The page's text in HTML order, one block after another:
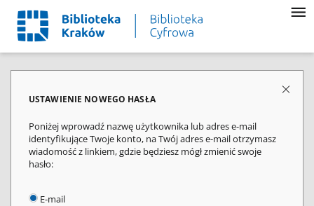
USTAWIENIE NOWEGO HASŁA
Poniżej wprowadź nazwę użytkownika lub adres e-mail
identyfikujące Twoje konto, na Twój adres e-mail otrzymasz
wiadomość z linkiem, gdzie będziesz mógł zmienić swoje
hasło:
E-mail